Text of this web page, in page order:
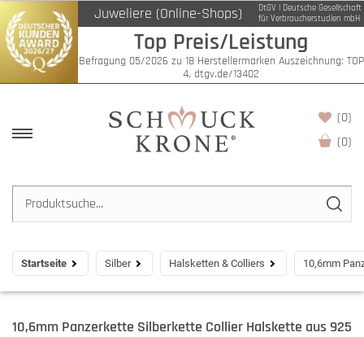
Juweliere (Online-Shops)
DtGV | Deutsche Gesellschaft
für Verbraucherstudien mbH
Top Preis/Leistung
Befragung 05/2026 zu 18 Herstellermarken Auszeichnung: TOP
4, dtgv.de/13402
(0)
(0)
Startseite Silber Halsketten & Colliers 10,6mm
10,6mm Panzerkette Silberkette Collier Halskette aus 925